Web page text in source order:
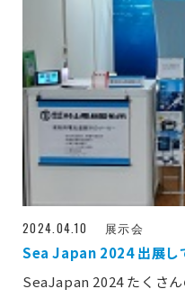
2024.04.10 展示会
Sea Japan 2024 出展し
SeaJapan 2024 たくさ